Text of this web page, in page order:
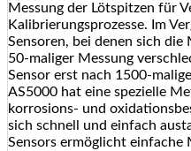
Messung der Lötspitzen für
Kalibrierungsprozesse. Im
Sensoren, bei denen sich die
50-maliger Messung
Sensor erst nach 1500-
AS5000 hat eine spezielle
korrosions- und
sich schnell und einfach
Sensors ermöglicht einfache